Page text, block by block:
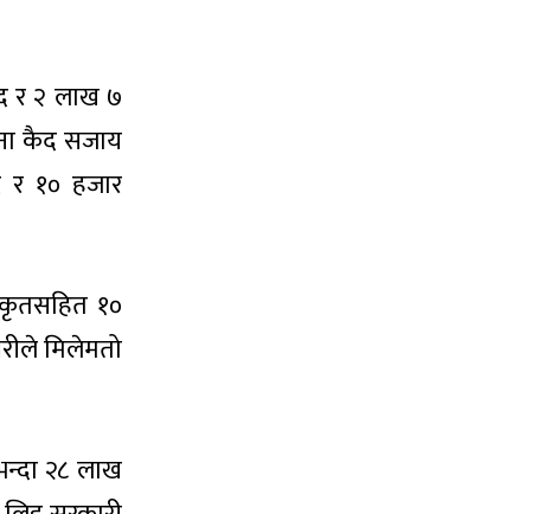
र २ लाख ७
कैद सजाय
र १० हजार
१०
मिलेमतो
२८ लाख